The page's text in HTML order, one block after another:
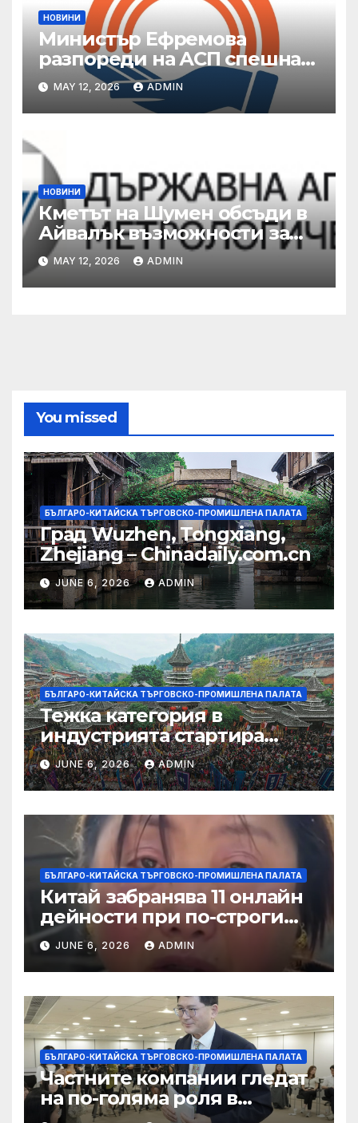
НОВИНИ
Министър Ефремова
разпореди на АСП спешна
готовност за оказване на
подкрепа на пострадали от
валежи и градушки
MAY 12, 2026 ADMIN
НОВИНИ
Кметът на Шумен обсъди в
Айвалък възможности за
сътрудничество с турската
община
MAY 12, 2026 ADMIN
You missed
БЪЛГАРО-КИТАЙСКА ТЪРГОВСКО-ПРОМИШЛЕНА ПАЛАТА
Град Wuzhen, Tongxiang,
Zhejiang – Chinadaily.com.cn
JUNE 6, 2026 ADMIN
БЪЛГАРО-КИТАЙСКА ТЪРГОВСКО-ПРОМИШЛЕНА ПАЛАТА
Тежка категория в
индустрията стартира
алианс за космическа
слънчева енергия
JUNE 6, 2026 ADMIN
БЪЛГАРО-КИТАЙСКА ТЪРГОВСКО-ПРОМИШЛЕНА ПАЛАТА
Китай забранява 11 онлайн
дейности при по-строги
правила за ограничаване на
слуховете и
кибернасилниците
JUNE 6, 2026 ADMIN
БЪЛГАРО-КИТАЙСКА ТЪРГОВСКО-ПРОМИШЛЕНА ПАЛАТА
Частните компании гледат
на по-голяма роля в
стратегическата